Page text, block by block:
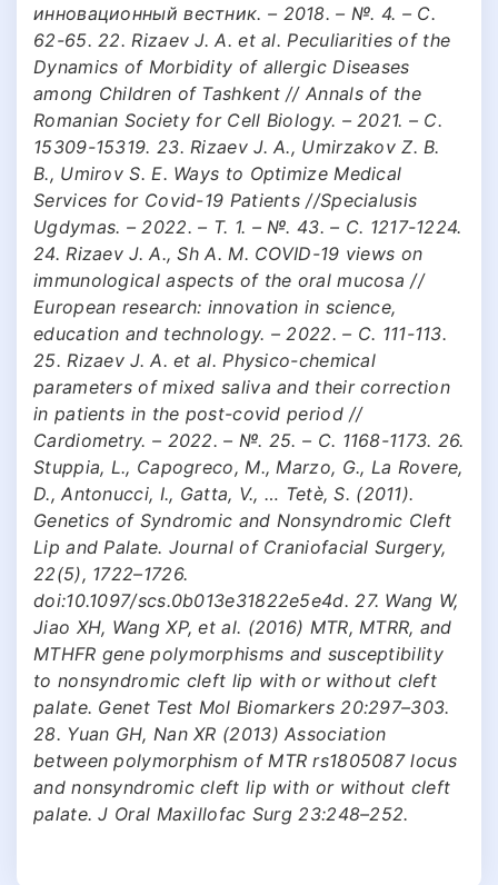
инновационный вестник. – 2018. – №. 4. – С.
62-65. 22. Rizaev J. A. et al. Peculiarities of the
Dynamics of Morbidity of allergic Diseases
among Children of Tashkent // Annals of the
Romanian Society for Cell Biology. – 2021. – С.
15309-15319. 23. Rizaev J. A., Umirzakov Z. B.
B., Umirov S. E. Ways to Optimize Medical
Services for Covid-19 Patients //Specialusis
Ugdymas. – 2022. – Т. 1. – №. 43. – С. 1217-1224.
24. Rizaev J. A., Sh A. M. COVID-19 views on
immunological aspects of the oral mucosa //
European research: innovation in science,
education and technology. – 2022. – С. 111-113.
25. Rizaev J. A. et al. Physico-chemical
parameters of mixed saliva and their correction
in patients in the post-covid period //
Cardiometry. – 2022. – №. 25. – С. 1168-1173. 26.
Stuppia, L., Capogreco, M., Marzo, G., La Rovere,
D., Antonucci, I., Gatta, V., … Tetè, S. (2011).
Genetics of Syndromic and Nonsyndromic Cleft
Lip and Palate. Journal of Craniofacial Surgery,
22(5), 1722–1726.
doi:10.1097/scs.0b013e31822e5e4d. 27. Wang W,
Jiao XH, Wang XP, et al. (2016) MTR, MTRR, and
MTHFR gene polymorphisms and susceptibility
to nonsyndromic cleft lip with or without cleft
palate. Genet Test Mol Biomarkers 20:297–303.
28. Yuan GH, Nan XR (2013) Association
between polymorphism of MTR rs1805087 locus
and nonsyndromic cleft lip with or without cleft
palate. J Oral Maxillofac Surg 23:248–252.